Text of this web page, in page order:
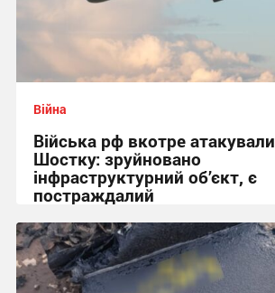
Війна
Війська рф вкотре атакували
Шостку: зруйновано
інфраструктурний об’єкт, є
постраждалий
18:50 вчора